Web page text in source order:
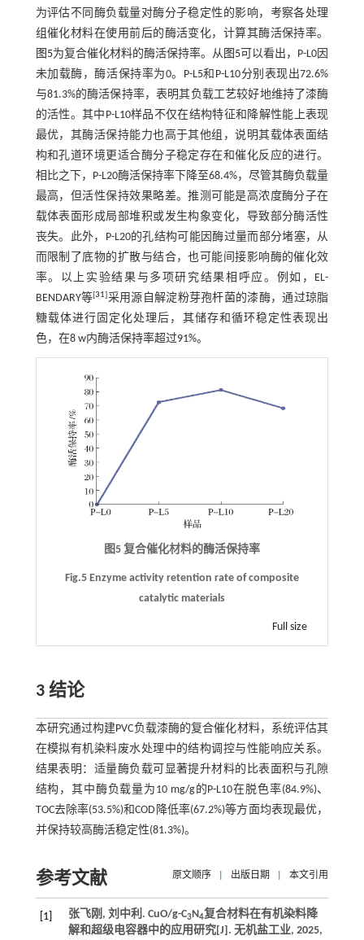
为评估不同酶负载量对酶分子稳定性的影响，考察各处理
组催化材料在使用前后的酶活变化，计算其酶活保持率。
图5为复合催化材料的酶活保持率。从图5可以看出，P-L0因
未加载酶，酶活保持率为0。P-L5和P-L10分别表现出72.6%
与81.3%的酶活保持率，表明其负载工艺较好地维持了漆酶
的活性。其中P-L10样品不仅在结构特征和降解性能上表现
最优，其酶活保持能力也高于其他组，说明其载体表面结
构和孔道环境更适合酶分子稳定存在和催化反应的进行。
相比之下，P-L20酶活保持率下降至68.4%，尽管其酶负载量
最高，但活性保持效果略差。推测可能是高浓度酶分子在
载体表面形成局部堆积或发生构象变化，导致部分酶活性
丧失。此外，P-L20的孔结构可能因酶过量而部分堵塞，从
而限制了底物的扩散与结合，也可能间接影响酶的催化效
率。以上实验结果与多项研究结果相呼应。例如，EL-
BENDARY等[31]采用源自解淀粉芽孢杆菌的漆酶，通过琼脂
糖载体进行固定化处理后，其储存和循环稳定性表现出
色，在8 w内酶活保持率超过91%。
图5 复合催化材料的酶活保持率
Fig.5 Enzyme activity retention rate of composite
catalytic materials
Full size
3 结论
本研究通过构建PVC负载漆酶的复合催化材料，系统评估其
在模拟有机染料废水处理中的结构调控与性能响应关系。
结果表明：适量酶负载可显著提升材料的比表面积与孔隙
结构，其中酶负载量为10 mg/g的P-L10在脱色率(84.9%)、
TOC去除率(53.5%)和COD降低率(67.2%)等方面均表现最优，
并保持较高酶活稳定性(81.3%)。
参考文献 原文顺序 出版日期 本文引用
[1] 张飞刚, 刘中利. CuO/g-C3N4复合材料在有机染料降
解和超级电容器中的应用研究[J]. 无机盐工业, 2025,